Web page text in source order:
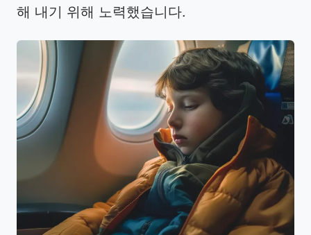
해 내기 위해 노력했습니다.